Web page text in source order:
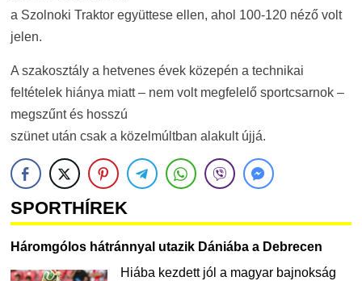
a Szolnoki Traktor együttese ellen, ahol 100-120 néző volt
jelen.
A szakosztály a hetvenes évek közepén a technikai
feltételek hiánya miatt – nem volt megfelelő sportcsarnok –
megszűnt és hosszú
szünet után csak a közelmúltban alakult újjá.
SPORTHÍREK
Háromgólos hátránnyal utazik Dániába a Debrecen
Hiába kezdett jól a magyar bajnokság